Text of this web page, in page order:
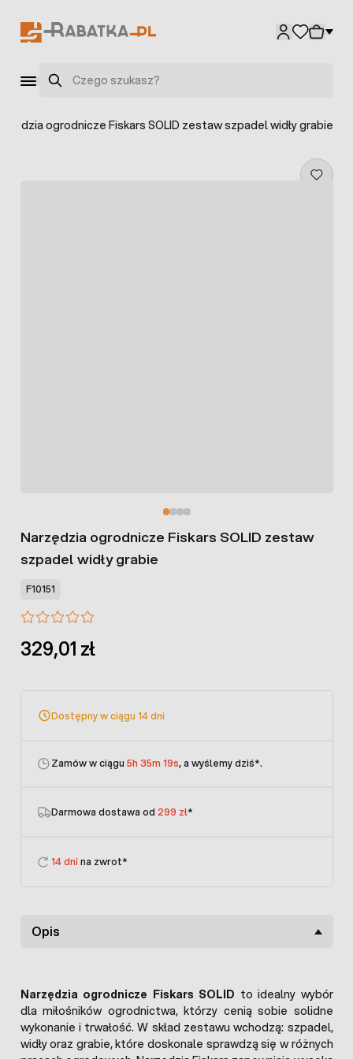
Szukaj
ogrodnicze Fiskars SOLID zestaw szpadel widły grabie
Narzędzia ogrodnicze Fiskars SOLID zestaw
szpadel widły grabie
F10151
329,01 zł
Dostępny w ciągu 14 dni
Zamów w ciągu 5h 35m 19s, a wyślemy dziś*.
Darmowa dostawa od 299 zł*
14 dni na zwrot*
Opis
Narzędzia ogrodnicze Fiskars SOLID to idealny wybór
dla miłośników ogrodnictwa, którzy cenią sobie solidne
wykonanie i trwałość. W skład zestawu wchodzą: szpadel,
widły oraz grabie, które doskonale sprawdzą się w różnych